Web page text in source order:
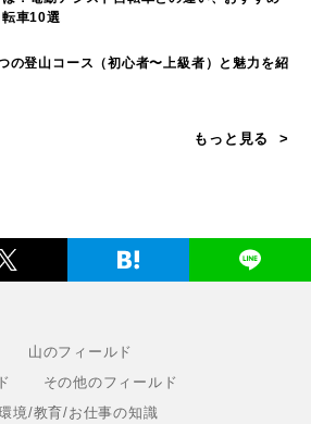
車10選
の登山コース（初心者〜上級者）と魅力を紹
もっと見る
山のフィールド
その他のフィールド
境/教育/お仕事の知識